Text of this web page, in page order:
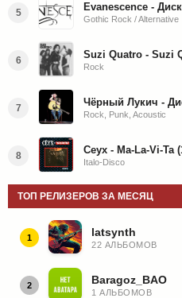
5 Evanescence -
Gothic Rock / Alternative
6
Rock
7 Чёрный Лукич -
Rock, Punk, Acoustic
8 Ceyx - Ma-La-Vi-Ta
Italo-Disco
ТОП РЕЛИЗЕРОВ ЗА МЕСЯЦ
1 latsynth
22 АЛЬБОМОВ
2 Baragoz_BAO
1 АЛЬБОМОВ